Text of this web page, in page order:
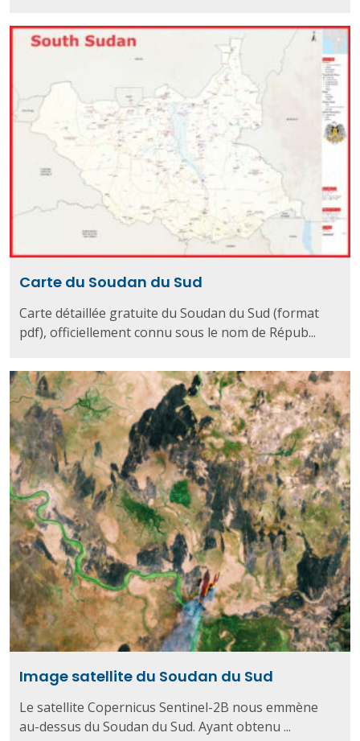
Carte du Soudan du Sud
Carte détaillée gratuite du Soudan du Sud (format
pdf), officiellement connu sous le nom de Répub...
Image satellite du Soudan du Sud
Le satellite Copernicus Sentinel-2B nous emmène
au-dessus du Soudan du Sud. Ayant obtenu ...